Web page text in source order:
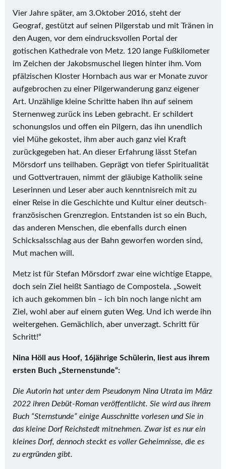
Vier Jahre später, am 3.Oktober 2016, steht der
Geograf, gestützt auf seinen Pilgerstab und mit Tränen in
den Augen, vor dem eindrucksvollen Portal der
gotischen Kathedrale von Metz. 120 lange Fußkilometer
im Zeichen der Jakobsmuschel liegen hinter ihm. Vom
pfälzischen Kloster Hornbach aus war er Monate zuvor
aufgebrochen zu einer Pilgerwanderung ganz eigener
Art. Unzählige kleine Schritte haben ihn auf seinem
Sternenweg zurück ins Leben gebracht. Er schildert
schonungslos und offen ein Pilgern, das ihn unendlich
viel Mühe gekostet, ihm aber auch ganz viel Kraft
zurückgegeben hat. An dieser Erfahrung lässt Stefan
Mörsdorf uns teilhaben. Geprägt von tiefer Spiritualität
und Gottvertrauen, nimmt der gläubige Katholik seine
Leserinnen und Leser aber auch kenntnisreich mit zu
einer Reise in die Geschichte und Kultur einer deutsch-
französischen Grenzregion. Entstanden ist so ein Buch,
das anderen Menschen, die ebenfalls durch einen
Schicksalsschlag aus der Bahn geworfen worden sind,
Mut machen will.
Metz ist für Stefan Mörsdorf zwar eine wichtige Etappe,
doch sein Ziel heißt Santiago de Compostela. „Soweit
ich auch gekommen bin – ich bin noch lange nicht am
Ziel, wohl aber auf einem guten Weg. Und ich werde ihn
weitergehen. Gemächlich, aber unverzagt. Schritt für
Schritt!“
Nina Höll aus Hoof, 16jährige Schülerin, liest aus ihrem
ersten Buch „Sternenstunde“:
Die Autorin hat unter dem Pseudonym Nina Utrata im März
2022 ihren Debüt-Roman veröffentlicht. Sie wird aus ihrem
Buch “Sternstunde” einige Ausschnitte vorlesen und Sie in
das kleine Dorf Reichstedt mitnehmen. Zwar ist es nur ein
kleines Dorf, dennoch steckt es voller Geheimnisse, die es
zu ergründen gibt.